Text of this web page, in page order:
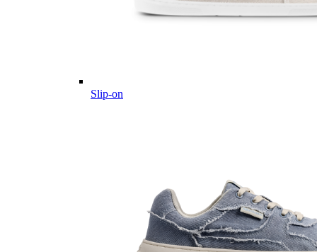
Slip-on